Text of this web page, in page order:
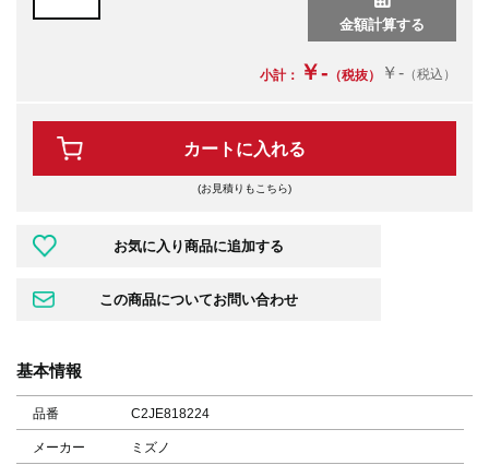
小計： ￥- （税抜） ￥- （税込）
カートに入れる
(お見積りもこちら)
基本情報
品番 C2JE818224
メーカー ミズノ